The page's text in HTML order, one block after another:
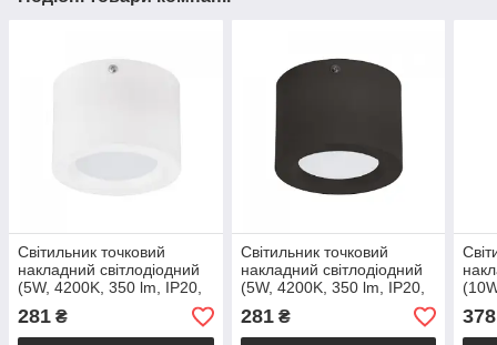
Світильник точковий
накладний світлодіодний
(5W, 4200K, 350 lm, IP20,
метал, білий) SANDRA-5
281 ₴
Світильник точковий
накладний світлодіодний
(5W, 4200K, 350 lm, IP20,
метал, чорний) SANDRA-5
281₴
10
378